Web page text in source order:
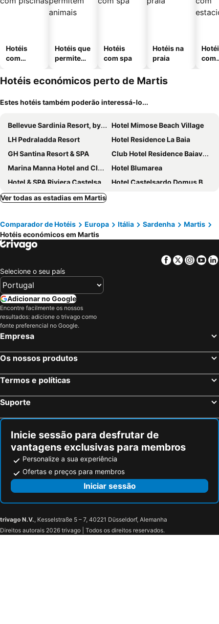
Hotéis
com
Hotéis que
permitem
Hotéis
com spa
Hotéis na
praia
com
Hotéis económicos perto de Martis
Estes hotéis também poderão interessá-lo...
Bellevue Sardinia Resort, by Meliá
Hotel Mimose Beach Village
LH Pedraladda Resort
Hotel Residence La Baia
GH Santina Resort & SPA
Club Hotel Residence Baiaverde
Marina Manna Hotel and Club Village
Hotel Blumarea
Hotel & SPA Riviera Castelsardo
Hotel Castelsardo Domus Beach
Hotel Meli
Ariadimari Hotel
Hotel Rosa dei Venti
Sa Fiorida
Janus Hotel
Hotel Residence Ampurias
Il Borgo BagaBaga - Exclusive Country Retreat
Tenute Costadoria (Valle di Cynara)
Rocca Doria
La Fattoria
L'arcobaleno
Costa Doria
Ver todas as estadias em Martis
Comparador de Hotéis Europa Itália Sardenha
Martis
Hotéis económicos em Martis
Facebook
Twitter
Selecione o seu país
Adicionar no Google
Encontre facilmente os nossos
resultados: adicione o trivago como
fonte preferencial no Google.
Empresa
Os nossos produtos
Termos e políticas
Suporte
Inicie sessão para desfrutar de
vantagens exclusivas para membros
Personalize a sua experiência
Ofertas e preços para membros
Iniciar sessão
trivago N.V., Kesselstraße 5 – 7, 40221 Düsseldorf, Alemanha
Direitos autorais 2026 trivago | Todos os direitos reservados.